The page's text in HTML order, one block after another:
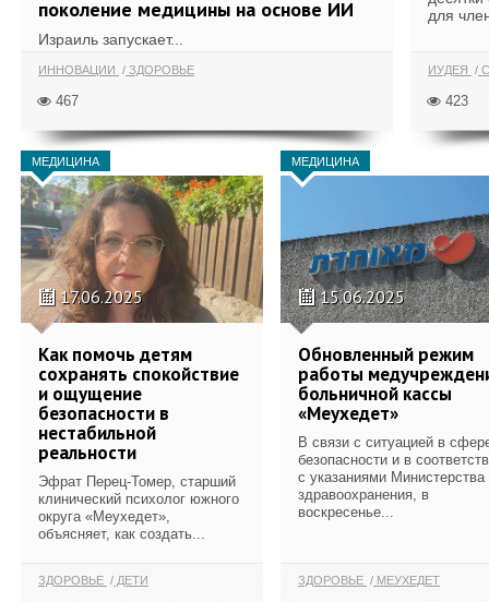
поколение медицины на основе ИИ
Израиль запускает...
ИННОВАЦИИ ЗДОРОВЬЕ
467
для
ИУДЕЯ
423
МЕДИЦИНА
17.06.2025
Как помочь детям
сохранять спокойствие
и ощущение
безопасности в
нестабильной
реальности
Эфрат Перец-Томер, старший
клинический психолог южного
округа «Меухедет»,
объясняет, как создать...
ЗДОРОВЬЕ ДЕТИ
МЕДИЦИНА
15.06.2025
Обновленный режим
работы
больничной кассы
«Меухедет»
В связи с ситуацией в
безопасности и в
с указаниями Министерства
здравоохранения, в
воскресенье...
ЗДОРОВЬЕ МЕУХЕДЕТ